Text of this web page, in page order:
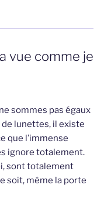
vue comme je
sommes pas égaux
lunettes, il existe
que l’immense
ignore totalement.
sont totalement
soit, même la porte